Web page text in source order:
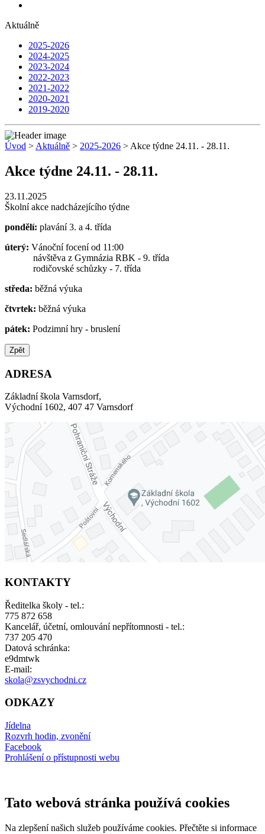
Aktuálně
2025-2026
2024-2025
2023-2024
2022-2023
2021-2022
2020-2021
2019-2020
Úvod > Aktuálně > 2025-2026 > Akce týdne 24.11. - 28.11.
Akce týdne 24.11. - 28.11.
23.11.2025
Školní akce nadcházejícího týdne
pondělí: plavání 3. a 4. třída
úterý: Vánoční focení od 11:00
návštěva z Gymnázia RBK - 9. třída
rodičovské schůzky - 7. třída
středa: běžná výuka
čtvrtek: běžná výuka
pátek: Podzimní hry - bruslení
Zpět
ADRESA
Základní škola Varnsdorf,
Východní 1602, 407 47 Varnsdorf
KONTAKTY
Ředitelka školy - tel.:
775 872 658
Kancelář, účetní, omlouvání nepřítomnosti - tel.:
737 205 470
Datová schránka:
e9dmtwk
E-mail:
skola@zsvychodni.cz
ODKAZY
Jídelna
Rozvrh hodin, zvonění
Facebook
Prohlášení o přístupnosti webu
Tato webová stránka používá cookies
Na zlepšení našich služeb používáme cookies. Přečtěte si informace